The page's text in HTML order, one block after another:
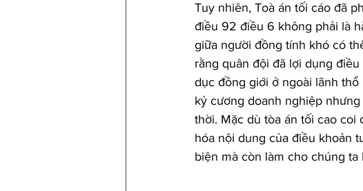
Tuy nhiên, Toà án tối cáo đã
điều 92 điều 6 không phải là
giữa người đồng tính khó có
rằng quân đội đã lợi dụng
dục đồng giới ở ngoài lãnh
kỷ cương doanh nghiệp
thời. Mặc dù tòa án tối cao coi
hóa nội dung của điều khoản
biện mà còn làm cho chúng